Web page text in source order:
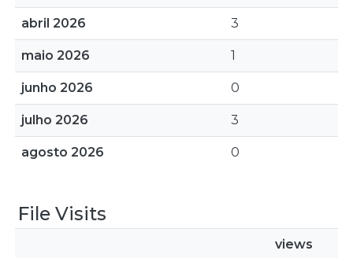
abril 2026 3
maio 2026 1
junho 2026 0
julho 2026 3
agosto 2026 0
File Visits
views